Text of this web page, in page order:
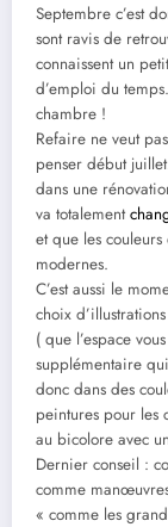
Septembre c’est
sont ravis de
connaissent un
d’emploi du
chambre !
Refaire ne veut
penser début
dans une
va totalement
et que les
modernes.
C’est aussi le
choix
( que l’espace
supplémentaire
donc dans des
peintures pour les
au bicolore avec
Dernier conseil :
comme
« comme les